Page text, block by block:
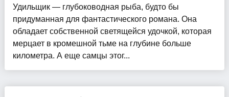
Удильщик — глубоководная рыба, будто бы
придуманная для фантастического романа. Она
обладает собственной светящейся удочкой, которая
мерцает в кромешной тьме на глубине больше
километра. А еще самцы этог...